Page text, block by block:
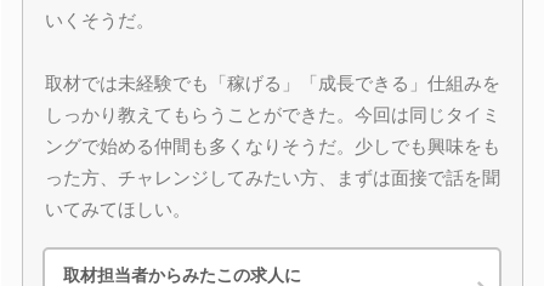
いくそうだ。
取材では未経験でも「稼げる」「成長できる」仕組みを
しっかり教えてもらうことができた。今回は同じタイミ
ングで始める仲間も多くなりそうだ。少しでも興味をも
った方、チャレンジしてみたい方、まずは面接で話を聞
いてみてほしい。
取材担当者からみたこの求人に